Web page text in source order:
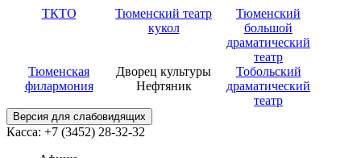
ТКТО
Тюменский театр
кукол
Тюменский
большой
драматический
театр
Тюменская
филармония
Дворец культуры
Нефтяник
Тобольский
драматический
театр
Версия для слабовидящих
Касса: +7 (3452) 28-32-32